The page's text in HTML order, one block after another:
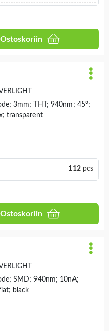
3mm; THT; 940nm; 45°;
112pcs
Ostoskoriin
SMD; 940nm; 10nA;